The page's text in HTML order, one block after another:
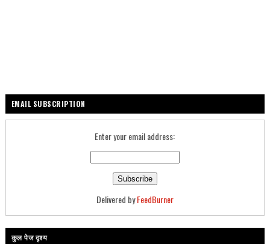
EMAIL SUBSCRIPTION
Enter your email address:
Delivered byFeedBurner
कुल पेज दृश्य